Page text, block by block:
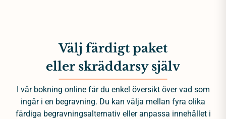
Välj färdigt paket
eller skräddarsy själv
I vår bokning online får du enkel översikt över vad som
ingår i en begravning. Du kan välja mellan fyra olika
färdiga begravningsalternativ eller anpassa innehållet i